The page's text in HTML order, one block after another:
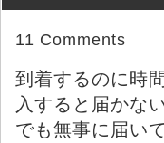
11 Comments
到着するのに時
入すると届かな
でも無事に届い